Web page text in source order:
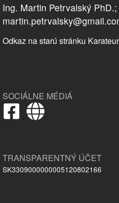
Ing. Martin Petrvalský
Odkaz na starú stránku
SOCIÁLNE MÉDIÁ
,
TRANSPARENTNÝ ÚČET
SK3309000000005120802166